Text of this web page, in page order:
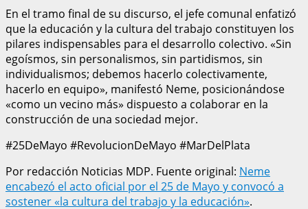
En el tramo final de su discurso, el jefe comunal enfatizó
que la educación y la cultura del trabajo constituyen los
pilares indispensables para el desarrollo colectivo. «Sin
egoísmos, sin personalismos, sin partidismos, sin
individualismos; debemos hacerlo colectivamente,
hacerlo en equipo», manifestó Neme, posicionándose
«como un vecino más» dispuesto a colaborar en la
construcción de una sociedad mejor.
#25DeMayo #RevolucionDeMayo #MarDelPlata
Por redacción Noticias MDP. Fuente original: Neme
encabezó el acto oficial por el 25 de Mayo y convocó a
sostener «la cultura del trabajo y la educación».